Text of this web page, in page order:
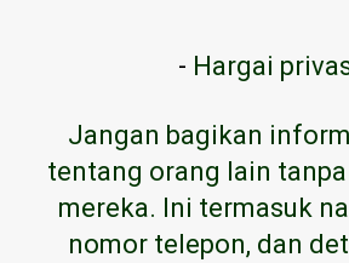
- Hargai
Jangan bagikan
tentang orang lain
mereka. Ini termasuk
nomor telepon, dan